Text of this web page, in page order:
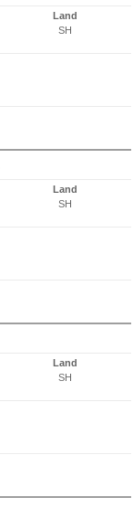
Land
SH
Land
SH
Land
SH